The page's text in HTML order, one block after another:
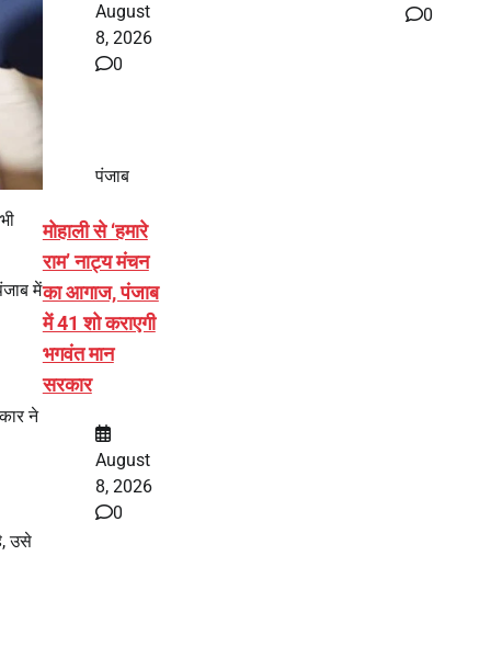
में
ने
उसे
August
8, 2026
0
0
पंजाब
मोहाली से ‘हमारे
राम’ नाट्य मंचन
का आगाज, पंजाब
में 41 शो कराएगी
भगवंत मान
सरकार
August
8, 2026
0